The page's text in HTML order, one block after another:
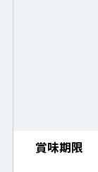
賞味期限